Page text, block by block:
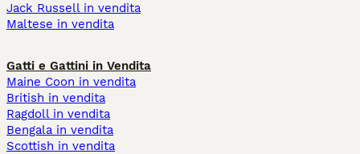
Jack Russell in vendita
Maltese in vendita
Gatti e Gattini in Vendita
Maine Coon in vendita
British in vendita
Ragdoll in vendita
Bengala in vendita
Scottish in vendita